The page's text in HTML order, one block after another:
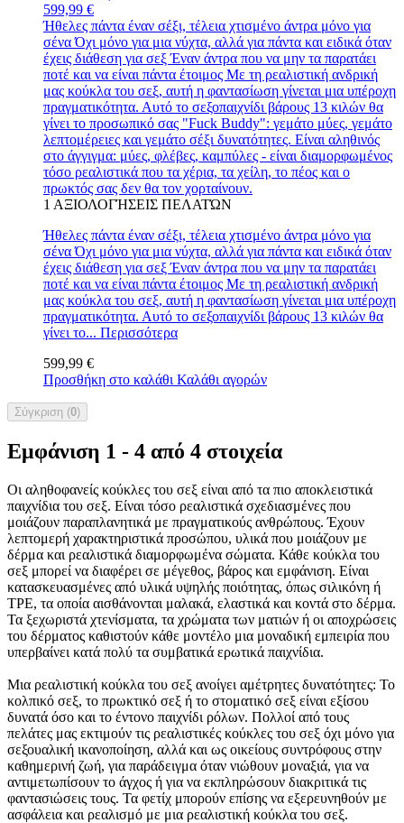
599,99 €
Ήθελες πάντα έναν σέξι, τέλεια χτισμένο άντρα μόνο για
σένα Όχι μόνο για μια νύχτα, αλλά για πάντα και ειδικά όταν
έχεις διάθεση για σεξ Έναν άντρα που να μην τα παρατάει
ποτέ και να είναι πάντα έτοιμος Με τη ρεαλιστική ανδρική
μας κούκλα του σεξ, αυτή η φαντασίωση γίνεται μια υπέροχη
πραγματικότητα. Αυτό το σεξοπαιχνίδι βάρους 13 κιλών θα
γίνει το προσωπικό σας "Fuck Buddy": γεμάτο μύες, γεμάτο
λεπτομέρειες και γεμάτο σέξι δυνατότητες. Είναι αληθινός
στο άγγιγμα: μύες, φλέβες, καμπύλες - είναι διαμορφωμένος
τόσο ρεαλιστικά που τα χέρια, τα χείλη, το πέος και ο
πρωκτός σας δεν θα τον χορταίνουν.
1 ΑΞΙΟΛΟΓΉΣΕΙΣ ΠΕΛΑΤΏΝ
Ήθελες πάντα έναν σέξι, τέλεια χτισμένο άντρα μόνο για
σένα Όχι μόνο για μια νύχτα, αλλά για πάντα και ειδικά όταν
έχεις διάθεση για σεξ Έναν άντρα που να μην τα παρατάει
ποτέ και να είναι πάντα έτοιμος Με τη ρεαλιστική ανδρική
μας κούκλα του σεξ, αυτή η φαντασίωση γίνεται μια υπέροχη
πραγματικότητα. Αυτό το σεξοπαιχνίδι βάρους 13 κιλών θα
γίνει το... Περισσότερα
599,99 €
Προσθήκη στο καλάθι Καλάθι αγορών
Σύγκριση (0)
Εμφάνιση 1 - 4 από 4 στοιχεία
Οι αληθοφανείς κούκλες του σεξ είναι από τα πιο αποκλειστικά
παιχνίδια του σεξ. Είναι τόσο ρεαλιστικά σχεδιασμένες που
μοιάζουν παραπλανητικά με πραγματικούς ανθρώπους. Έχουν
λεπτομερή χαρακτηριστικά προσώπου, υλικά που μοιάζουν με
δέρμα και ρεαλιστικά διαμορφωμένα σώματα. Κάθε κούκλα του
σεξ μπορεί να διαφέρει σε μέγεθος, βάρος και εμφάνιση. Είναι
κατασκευασμένες από υλικά υψηλής ποιότητας, όπως σιλικόνη ή
TPE, τα οποία αισθάνονται μαλακά, ελαστικά και κοντά στο δέρμα.
Τα ξεχωριστά χτενίσματα, τα χρώματα των ματιών ή οι αποχρώσεις
του δέρματος καθιστούν κάθε μοντέλο μια μοναδική εμπειρία που
υπερβαίνει κατά πολύ τα συμβατικά ερωτικά παιχνίδια.
Μια ρεαλιστική κούκλα του σεξ ανοίγει αμέτρητες δυνατότητες: Το
κολπικό σεξ, το πρωκτικό σεξ ή το στοματικό σεξ είναι εξίσου
δυνατά όσο και το έντονο παιχνίδι ρόλων. Πολλοί από τους
πελάτες μας εκτιμούν τις ρεαλιστικές κούκλες του σεξ όχι μόνο για
σεξουαλική ικανοποίηση, αλλά και ως οικείους συντρόφους στην
καθημερινή ζωή, για παράδειγμα όταν νιώθουν μοναξιά, για να
αντιμετωπίσουν το άγχος ή για να εκπληρώσουν διακριτικά τις
φαντασιώσεις τους. Τα φετίχ μπορούν επίσης να εξερευνηθούν με
ασφάλεια και ρεαλισμό με μια ρεαλιστική κούκλα του σεξ.